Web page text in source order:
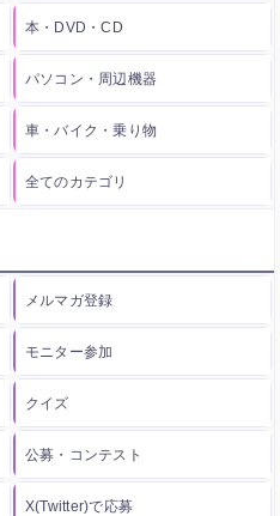
本・DVD・CD
パソコン・周辺機器
車・バイク・乗り物
全てのカテゴリ
メルマガ登録
モニター参加
クイズ
公募・コンテスト
X(Twitter)で応募